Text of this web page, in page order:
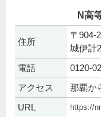
N高
住所
〒904-
城伊計
電話
0120-
アクセス
那覇か
URL
https://